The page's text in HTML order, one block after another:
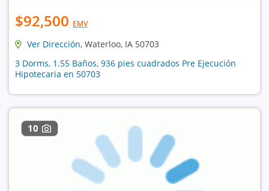
$92,500 EMV
Ver Dirección, Waterloo, IA 50703
3 Dorms, 1.55 Baños, 936 pies cuadrados Pre Ejecución
Hipotecaria en 50703
10